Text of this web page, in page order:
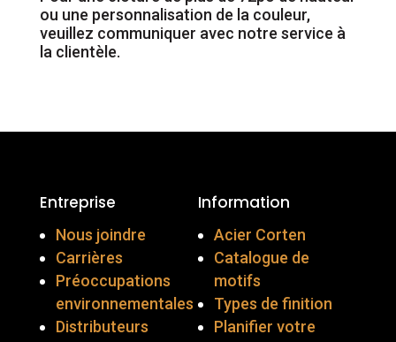
ou une personnalisation de la couleur,
veuillez communiquer avec notre service à
la clientèle.
Entreprise
Nous joindre
Carrières
Préoccupations
environnementales
Distributeurs
Information
Acier Corten
Catalogue de
motifs
Types de finition
Planifier votre